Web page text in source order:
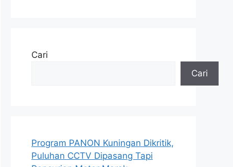
Cari
Cari
Program PANON Kuningan Dikritik,
Puluhan CCTV Dipasang Tapi